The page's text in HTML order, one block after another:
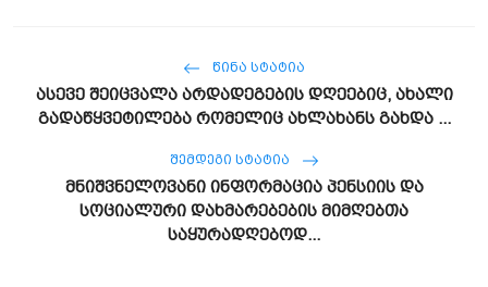
ᲬᲘᲜᲐ ᲡᲢᲐᲢᲘᲐ
ასევე შეიცვალა არდადეგების დღეებიც, ახალი
გადაწყვეტილება რომელიც ახლახანს გახდა ...
ᲨᲔᲛᲓᲔᲒᲘ ᲡᲢᲐᲢᲘᲐ
მნიშვნელოვანი ინფორმაცია პენსიის და
სოციალური დახმარებების მიმღებთა
საყურადღებოდ...